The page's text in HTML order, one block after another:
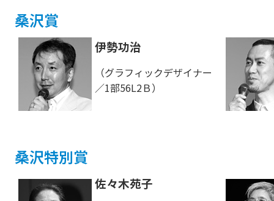
桑沢賞
伊勢功治
（グラフィックデザイナー
／1部56L2Ｂ）
桑沢特別賞
佐々木苑子